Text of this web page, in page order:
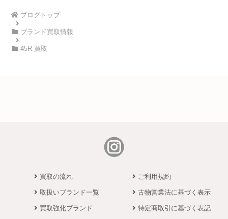
ブログトップ
ブランド買取情報
45R 買取
買取の流れ
取扱いブランド一覧
買取強化ブランド
ご利用規約
古物営業法に基づく表示
特定商取引に基づく表記